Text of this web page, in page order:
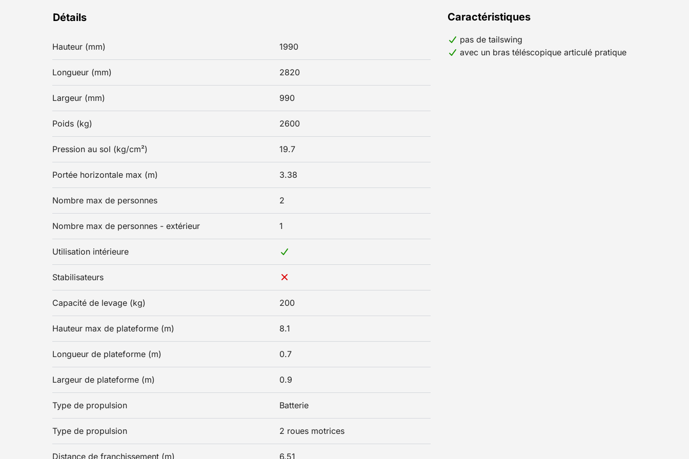
Détails
Hauteur (mm) 1990
Longueur (mm) 2820
Largeur (mm) 990
Poids (kg) 2600
Pression au sol (kg/cm²) 19.7
Portée horizontale max (m) 3.38
Nombre max de personnes 2
Nombre max de personnes - extérieur 1
Utilisation intérieure
Stabilisateurs
Capacité de levage (kg) 200
Hauteur max de plateforme (m) 8.1
Longueur de plateforme (m) 0.7
Largeur de plateforme (m) 0.9
Type de propulsion Batterie
Type de propulsion 2 roues motrices
Distance de franchissement (m) 6.51
Caractéristiques
pas de tailswing
avec un bras téléscopique articulé pratique